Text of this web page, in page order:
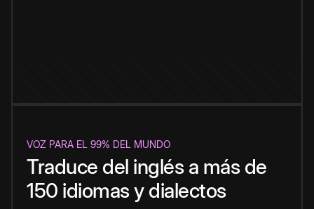
VOZ PARA EL 99% DEL MUNDO
Traduce del inglés a más de
150 idiomas y dialectos